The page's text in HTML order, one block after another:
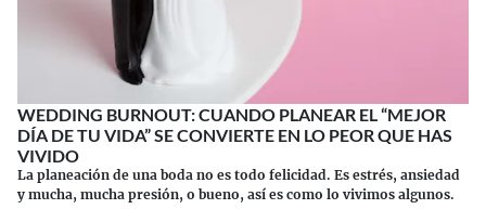
WEDDING BURNOUT: CUANDO PLANEAR EL “MEJOR
DÍA DE TU VIDA” SE CONVIERTE EN LO PEOR QUE HAS
VIVIDO
La planeación de una boda no es todo felicidad. Es estrés, ansiedad
y mucha, mucha presión, o bueno, así es como lo vivimos algunos.